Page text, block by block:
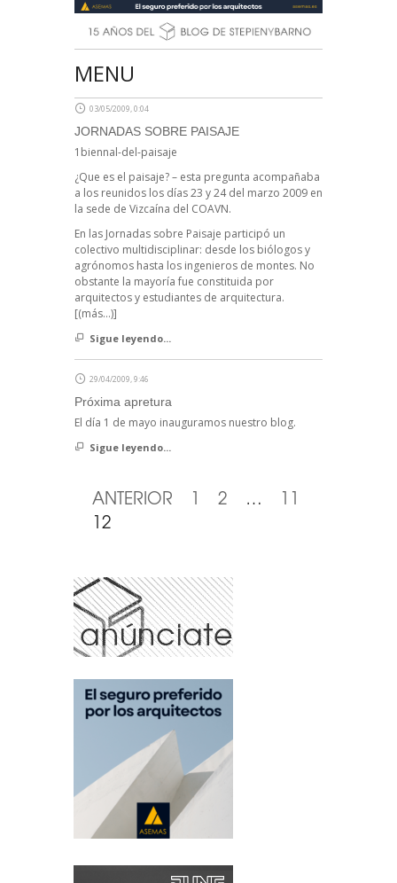
MENU
03/05/2009, 0:04
JORNADAS SOBRE PAISAJE
1biennal-del-paisaje
¿Que es el paisaje? – esta pregunta acompañaba
a los reunidos los días 23 y 24 del marzo 2009 en
la sede de Vizcaína del COAVN.
En las Jornadas sobre Paisaje participó un
colectivo multidisciplinar: desde los biólogos y
agrónomos hasta los ingenieros de montes. No
obstante la mayoría fue constituida por
arquitectos y estudiantes de arquitectura.
[(más…)]
Sigue leyendo...
29/04/2009, 9:46
Próxima apretura
El día 1 de mayo inauguramos nuestro blog.
Sigue leyendo...
ANTERIOR 1 2 …
11
12